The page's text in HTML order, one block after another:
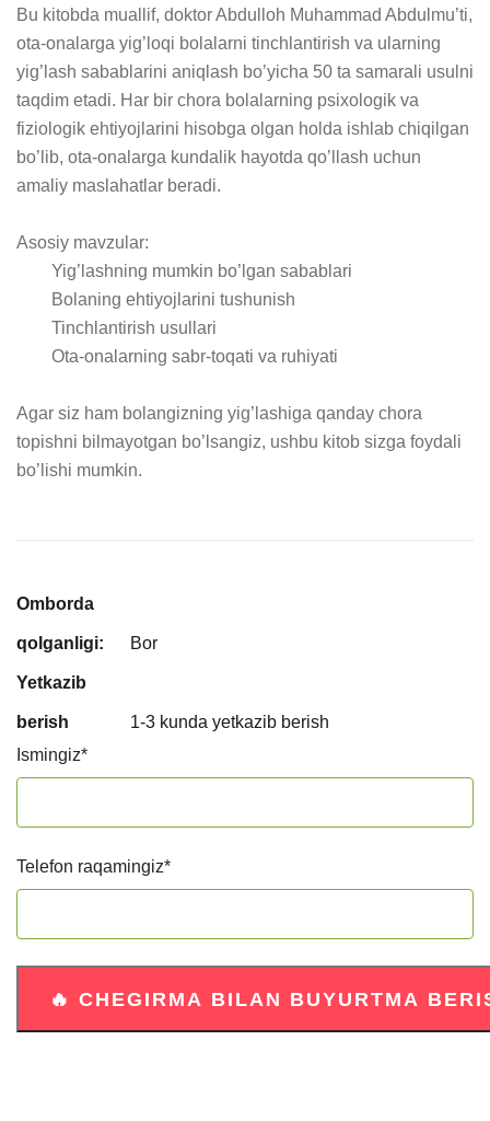
Bu kitobda muallif, doktor Abdulloh Muhammad Abdulmu’ti,
ota-onalarga yig’loqi bolalarni tinchlantirish va ularning
yig’lash sabablarini aniqlash bo’yicha 50 ta samarali usulni
taqdim etadi. Har bir chora bolalarning psixologik va
fiziologik ehtiyojlarini hisobga olgan holda ishlab chiqilgan
bo’lib, ota-onalarga kundalik hayotda qo’llash uchun
amaliy maslahatlar beradi.
Asosiy mavzular:
Agar siz ham bolangizning yig’lashiga qanday chora
topishni bilmayotgan bo’lsangiz, ushbu kitob sizga foydali
bo’lishi mumkin.
Omborda
qolganligi: Bor
Yetkazib
berish
1-3 kunda yetkazib berish
Ismingiz*
Telefon raqamingiz*